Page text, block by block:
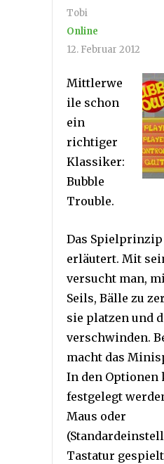
Tobi
Online
12. Februar 2012
Mittlerwe
ile schon
ein
richtiger
Klassiker:
Bubble
Trouble.
Das
erläutert. Mit
versucht man,
Seils, Bälle zu
sie platzen und
verschwinden.
macht das
In den Optionen
festgelegt
Maus oder
Tastatur